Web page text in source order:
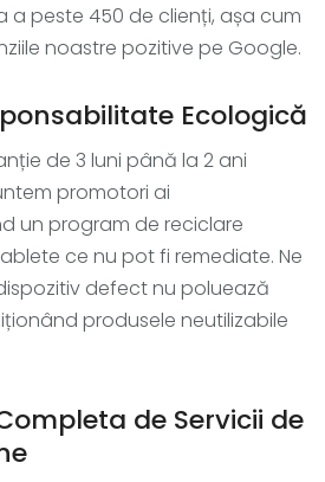
a peste 450 de clienți, așa cum
noastre pozitive pe Google.
Ecologică
de 3 luni până la 2 ani
promotori ai
un program de reciclare
ce nu pot fi remediate. Ne
defect nu poluează
produsele neutilizabile
de Servicii de